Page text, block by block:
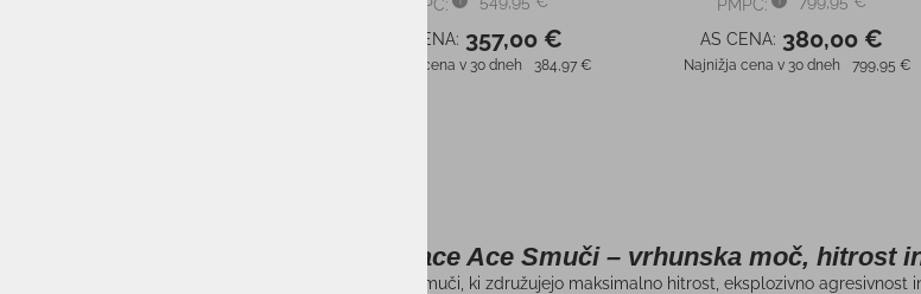
PMPC:
AS CENA: 357,00 €
Najnižja cena v 30 dneh 384,97 €
PMPC:
AS CENA: 380,00 €
Najnižja cena v 30 dneh 799,95 €
Elan Race Ace Smuči – vrhunska moč, hitrost
Če iščete smuči, ki združujejo maksimalno hitrost, eksplozivno agresivnost